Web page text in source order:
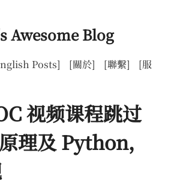
Awesome Blog
Posts] [關於] [聯繫]
[服
视频课程跳过
理及 Python，